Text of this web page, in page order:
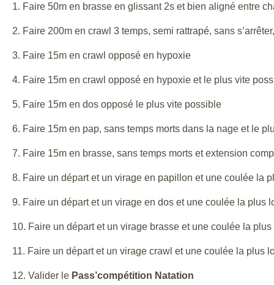
1. Faire 50m en brasse en glissant 2s et bien aligné entre
2. Faire 200m en crawl 3 temps, semi rattrapé, sans
3. Faire 15m en crawl opposé en hypoxie
4. Faire 15m en crawl opposé en hypoxie et le plus vite
5. Faire 15m en dos opposé le plus vite possible
6. Faire 15m en pap, sans temps morts dans la nage et le
7. Faire 15m en brasse, sans temps morts et extension
8. Faire un départ et un virage en papillon et une coulée la
9. Faire un départ et un virage en dos et une coulée la plus
10. Faire un départ et un virage brasse et une coulée la
11. Faire un départ et un virage crawl et une coulée la plus
12. Valider le Pass’compétition Natation